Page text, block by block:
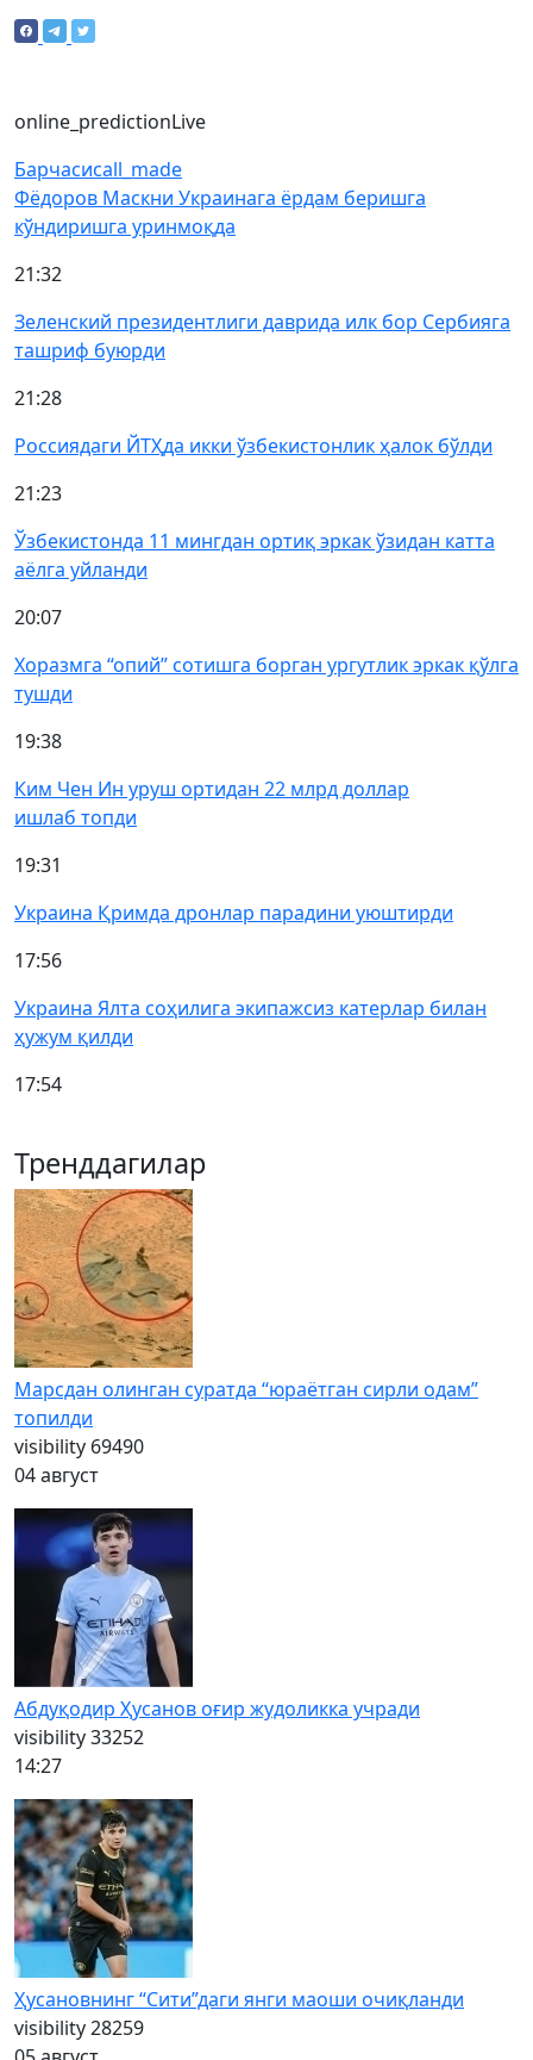
online_predictionLive
Барчасиcall_made
Фёдоров Маскни Украинага ёрдам беришга
кўндиришга уринмоқда
21:32
Зеленский президентлиги даврида илк бор Сербияга
ташриф буюрди
21:28
Россиядаги ЙТҲда икки ўзбекистонлик ҳалок бўлди
21:23
Ўзбекистонда 11 мингдан ортиқ эркак ўзидан катта
аёлга уйланди
20:07
Хоразмга “опий” сотишга борган ургутлик эркак қўлга
тушди
19:38
Ким Чен Ин уруш ортидан 22 млрд доллар
ишлаб топди
19:31
Украина Қримда дронлар парадини уюштирди
17:56
Украина Ялта соҳилига экипажсиз катерлар билан
ҳужум қилди
17:54
Тренддагилар
Марсдан олинган суратда “юраётган сирли одам”
топилди
visibility 69490
04 август
Абдуқодир Ҳусанов оғир жудоликка учради
visibility33252
14:27
Ҳусановнинг “Сити”даги янги маоши очиқланди
visibility28259